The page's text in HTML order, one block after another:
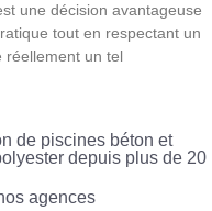
une décision avantageuse
tout en respectant un
réellement un tel
de piscines béton et
depuis plus de 20
agences